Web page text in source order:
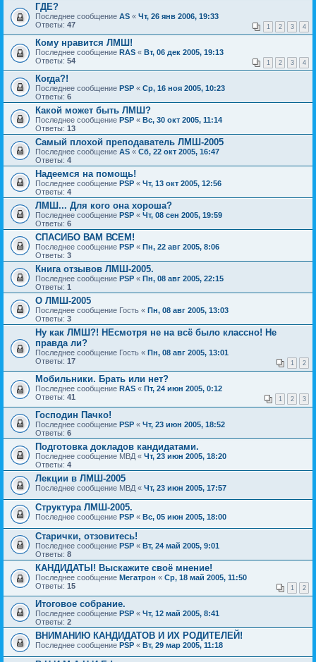
ГДЕ?
Последнее сообщение AS « Чт, 26 янв 2006, 19:33
Ответы: 47 1 2 3 4
Кому нравится ЛМШ!
Последнее сообщение RAS « Вт, 06 дек 2005, 19:13
Ответы: 54 1 2 3 4
Когда?!
Последнее сообщение PSP « Ср, 16 ноя 2005, 10:23
Ответы: 6
Какой может быть ЛМШ?
Последнее сообщение PSP « Вс, 30 окт 2005, 11:14
Ответы: 13
Самый плохой преподаватель ЛМШ-2005
Последнее сообщение AS « Сб, 22 окт 2005, 16:47
Ответы: 4
Надеемся на помощь!
Последнее сообщение PSP « Чт, 13 окт 2005, 12:56
Ответы: 4
ЛМШ... Для кого она хороша?
Последнее сообщение PSP « Чт, 08 сен 2005, 19:59
Ответы: 6
СПАСИБО ВАМ ВСЕМ!
Последнее сообщение PSP « Пн, 22 авг 2005, 8:06
Ответы: 3
Книга отзывов ЛМШ-2005.
Последнее сообщение PSP « Пн, 08 авг 2005, 22:15
Ответы: 1
О ЛМШ-2005
Последнее сообщение Гость « Пн, 08 авг 2005, 13:03
Ответы: 3
Ну как ЛМШ?! НЕсмотря не на всё было классно! Не
правда ли?
Последнее сообщение Гость « Пн, 08 авг 2005, 13:01
Ответы: 17 1 2
Мобильники. Брать или нет?
Последнее сообщение RAS « Пт, 24 июн 2005, 0:12
Ответы: 41 1 2 3
Господин Пачко!
Последнее сообщение PSP « Чт, 23 июн 2005, 18:52
Ответы: 6
Подготовка докладов кандидатами.
Последнее сообщение МВД « Чт, 23 июн 2005, 18:20
Ответы: 4
Лекции в ЛМШ-2005
Последнее сообщение МВД « Чт, 23 июн 2005, 17:57
Структура ЛМШ-2005.
Последнее сообщение PSP « Вс, 05 июн 2005, 18:00
Старички, отзовитесь!
Последнее сообщение PSP « Вт, 24 май 2005, 9:01
Ответы: 8
КАНДИДАТЫ! Выскажите своё мнение!
Последнее сообщение Мегатрон « Ср, 18 май 2005, 11:50
Ответы: 15 1 2
Итоговое собрание.
Последнее сообщение PSP « Чт, 12 май 2005, 8:41
Ответы: 2
ВНИМАНИЮ КАНДИДАТОВ И ИХ РОДИТЕЛЕЙ!
Последнее сообщение PSP « Вт, 29 мар 2005, 11:18